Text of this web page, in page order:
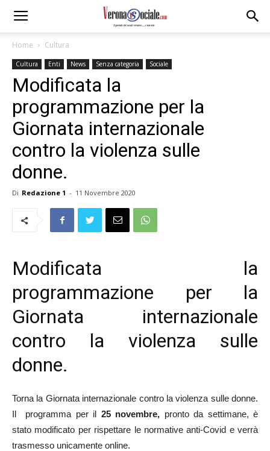
Home Cultura
Cultura Enti News Senza categoria Sociale
Modificata la
programmazione per la
Giornata internazionale
contro la violenza sulle
donne.
Di Redazione 1 - 11 Novembre 2020
Modificata la
programmazione per la
Giornata internazionale
contro la violenza sulle
donne.
Torna la Giornata internazionale contro la violenza sulle donne.
Il programma per il 25 novembre, pronto da settimane, è
stato modificato per rispettare le normative anti-Covid e verrà
trasmesso unicamente online.